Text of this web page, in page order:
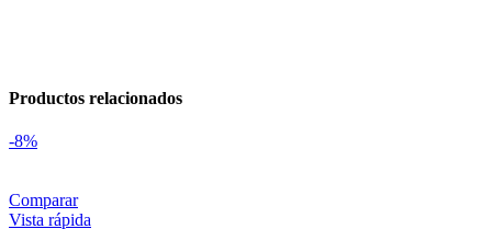
Productos relacionados
-8%
Comparar
Vista rápida